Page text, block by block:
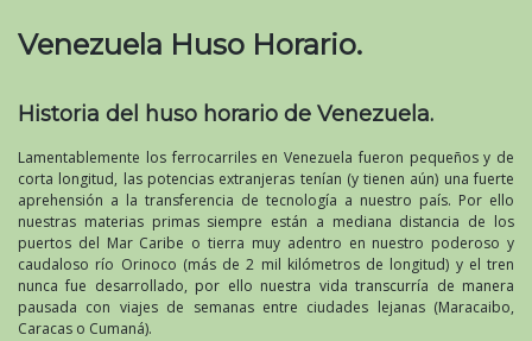
Venezuela Huso Horario.
Historia del huso horario de Venezuela.
Lamentablemente los ferrocarriles en Venezuela fueron pequeños y de
corta longitud, las potencias extranjeras tenían (y tienen aún) una fuerte
aprehensión a la transferencia de tecnología a nuestro país. Por ello
nuestras materias primas siempre están a mediana distancia de los
puertos del Mar Caribe o tierra muy adentro en nuestro poderoso y
caudaloso río Orinoco (más de 2 mil kilómetros de longitud) y el tren
nunca fue desarrollado, por ello nuestra vida transcurría de manera
pausada con viajes de semanas entre ciudades lejanas (Maracaibo,
Caracas o Cumaná).